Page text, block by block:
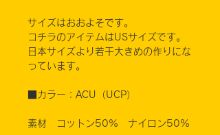
サイズはおおよそです。
コチラのアイテムはUSサイズです。
日本サイズより若干大きめの作りにな
っています。
■カラー：ACU（UCP）
素材 コットン50% ナイロン50%